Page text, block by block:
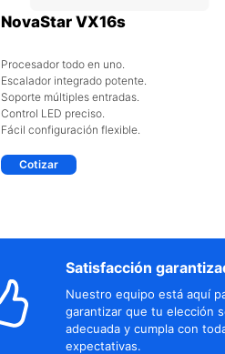
NovaStar VX16s
Procesador todo en uno.
Escalador integrado potente.
Soporte múltiples entradas.
Control LED preciso.
Fácil configuración flexible.
Cotizar
Satisfacción
Nuestro equipo está aquí
garantizar que tu elección
adecuada y cumpla con
expectativas.